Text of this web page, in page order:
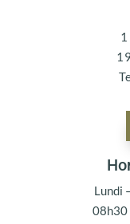
Lundi
08h30